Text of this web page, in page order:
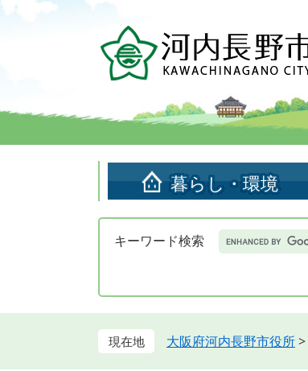
頭
す。
飛
し
暮らし・環境
キーワード検索 Google
カ
検
大阪府河内長野市役所>